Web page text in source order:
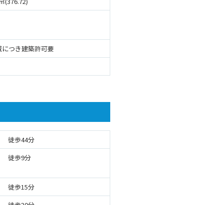
つき建築許可要
徒歩44分
徒歩9分
徒歩15分